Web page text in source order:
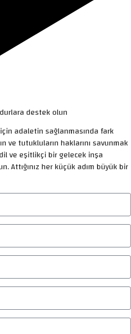
destek olun
adaletin sağlanmasında fark
ve tutukluların haklarını savunmak
ve eşitlikçi bir gelecek inşa
Attığınız her küçük adım büyük bir